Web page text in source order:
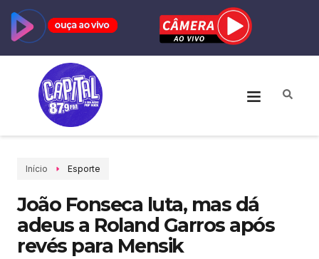
Início Esporte
João Fonseca luta, mas dá
adeus a Roland Garros após
revés para Mensik